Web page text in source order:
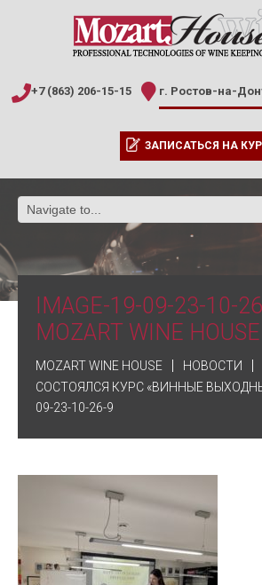
+7 (863) 206-15-15 г. Ростов-на-
ЗАПИСАТЬСЯ НА
IMAGE-19-09-23-10-
MOZART WINE HOUSE
MOZART WINE HOUSE НОВОСТИ
СОСТОЯЛСЯ КУРС «ВИННЫЕ
09-23-10-26-9